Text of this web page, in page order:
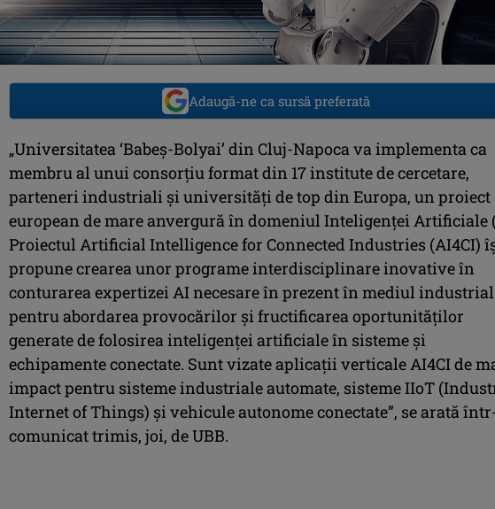
Adaugă-ne ca sursă preferată
„Universitatea ‘Babeş-Bolyai’ din Cluj-Napoca va implementa ca
membru al unui consorţiu format din 17 institute de cercetare,
parteneri industriali şi universităţi de top din Europa, un proiect
european de mare anvergură în domeniul Inteligenţei Artificiale
Proiectul Artificial Intelligence for Connected Industries (AI4CI)
propune crearea unor programe interdisciplinare inovative în
conturarea expertizei AI necesare în prezent în mediul industrial
pentru abordarea provocărilor şi fructificarea oportunităţilor
generate de folosirea inteligenţei artificiale în sisteme şi
echipamente conectate. Sunt vizate aplicaţii verticale AI4CI de
impact pentru sisteme industriale automate, sisteme IIoT
Internet of Things) şi vehicule autonome conectate”, se arată
comunicat trimis, joi, de UBB.